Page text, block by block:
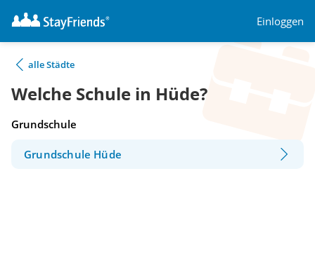
Einloggen
alle Städte
Welche Schule in Hüde?
Grundschule
Grundschule Hüde